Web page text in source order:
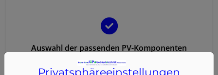
Auswahl der passenden PV-Komponenten